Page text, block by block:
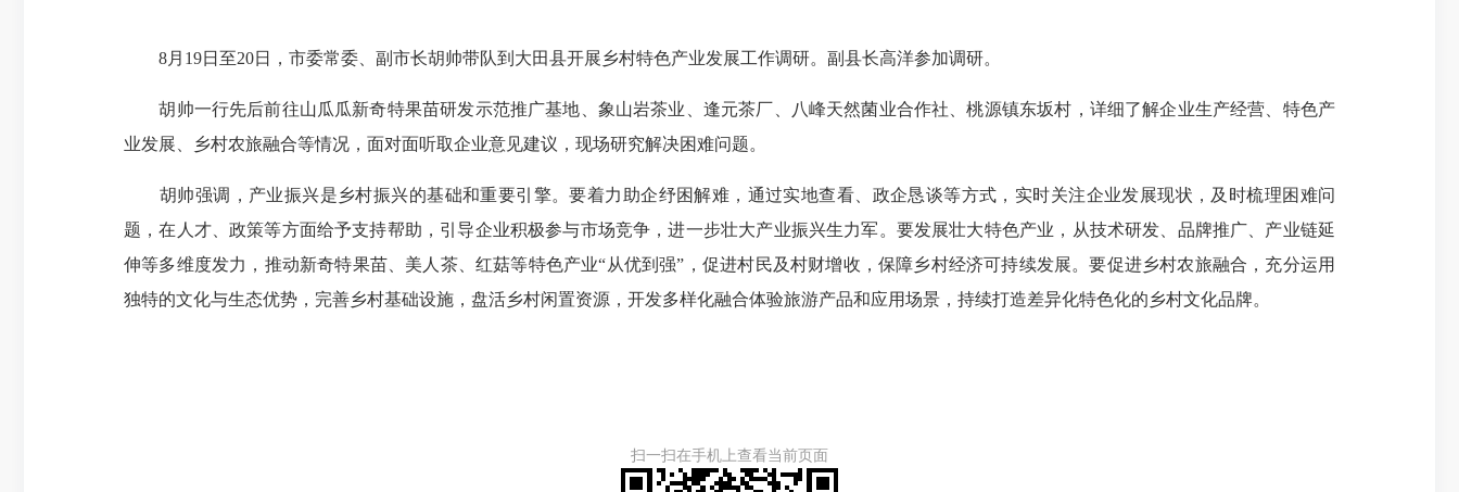
8月19日至20日，市委常委、副市长胡帅带队到大田县开展乡村特色产业发展工作调研。副县长高洋参加调研。
胡帅一行先后前往山瓜瓜新奇特果苗研发示范推广基地、象山岩茶业、逢元茶厂、八峰天然菌业合作社、桃源镇东坂村，详细了解企业生产经营、特色产
业发展、乡村农旅融合等情况，面对面听取企业意见建议，现场研究解决困难问题。
胡帅强调，产业振兴是乡村振兴的基础和重要引擎。要着力助企纾困解难，通过实地查看、政企恳谈等方式，实时关注企业发展现状，及时梳理困难问
题，在人才、政策等方面给予支持帮助，引导企业积极参与市场竞争，进一步壮大产业振兴生力军。要发展壮大特色产业，从技术研发、品牌推广、产业链延
伸等多维度发力，推动新奇特果苗、美人茶、红菇等特色产业“从优到强”，促进村民及村财增收，保障乡村经济可持续发展。要促进乡村农旅融合，充分运用
独特的文化与生态优势，完善乡村基础设施，盘活乡村闲置资源，开发多样化融合体验旅游产品和应用场景，持续打造差异化特色化的乡村文化品牌。
扫一扫在手机上查看当前页面